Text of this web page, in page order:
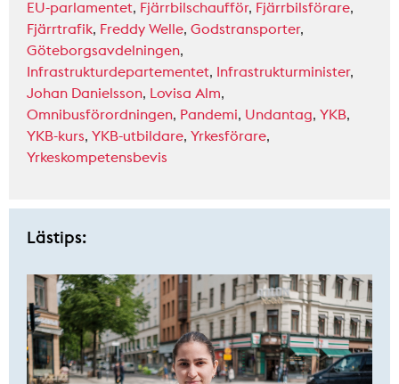
EU-parlamentet, Fjärrbilschaufför, Fjärrbilsförare,
Fjärrtrafik, Freddy Welle, Godstransporter,
Göteborgsavdelningen,
Infrastrukturdepartementet, Infrastrukturminister,
Johan Danielsson, Lovisa Alm,
Omnibusförordningen, Pandemi, Undantag, YKB,
YKB-kurs, YKB-utbildare, Yrkesförare,
Yrkeskompetensbevis
Lästips: